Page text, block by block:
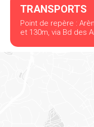
TRANSPORTS
Point de repère :
et 130m, via Bd des